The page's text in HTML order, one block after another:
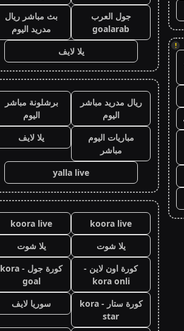
!
جول العرب
goalarab
بث مباشر ريال
مدريد اليوم
يلا لايف
ريال مدريد مباشر
اليوم
برشلونة مباشر
اليوم
مباريات اليوم
مباشر
يلا لايف
yalla live
koora live
koora live
يلا شوت
يلا شوت
كورة اون لاين -
kora onli
كورة جول - kora
goal
كورة ستار - kora
star
سوريا لايف